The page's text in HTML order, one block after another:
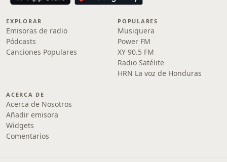
EXPLORAR
Emisoras de radio
Pódcasts
Canciones Populares
POPULARES
Musiquera
Power FM
XY 90.5 FM
Radio Satélite
HRN La voz de Honduras
ACERCA DE
Acerca de Nosotros
Añadir emisora
Widgets
Comentarios